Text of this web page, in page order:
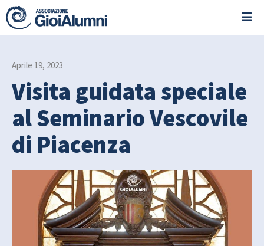
Aprile 19, 2023
Visita guidata speciale
al Seminario Vescovile
di Piacenza